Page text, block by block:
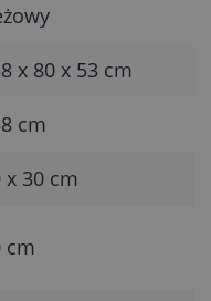
x 80 x 53 cm
cm
x 30 cm
cm